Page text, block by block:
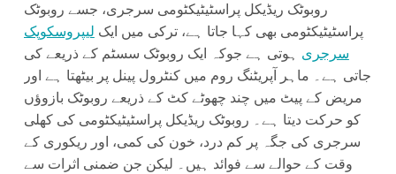
روبوٹک ریڈیکل پراسٹیٹیکٹومی سرجری، جسے روبوٹک
پراسٹیٹیکٹومی بھی کہا جاتا ہے، ترکی میں ایک لیپروسکوپک
سرجری ہوتی ہے جوکہ ایک روبوٹک سسٹم کے ذریعے کی
جاتی ہے۔ ماہر آپریٹنگ روم میں کنٹرول پینل پر بیٹھتا ہے اور
مریض کے پیٹ میں چند چھوٹے کٹ کے ذریعے روبوٹک بازوؤں
کو حرکت دیتا ہے۔ روبوٹک ریڈیکل پراسٹیٹیکٹومی کی کھلی
سرجری کی جگہ پر کم درد، خون کی کمی، اور ریکوری کے
وقت کے حوالے سے فوائد ہیں۔ لیکن جن ضمنی اثرات سے